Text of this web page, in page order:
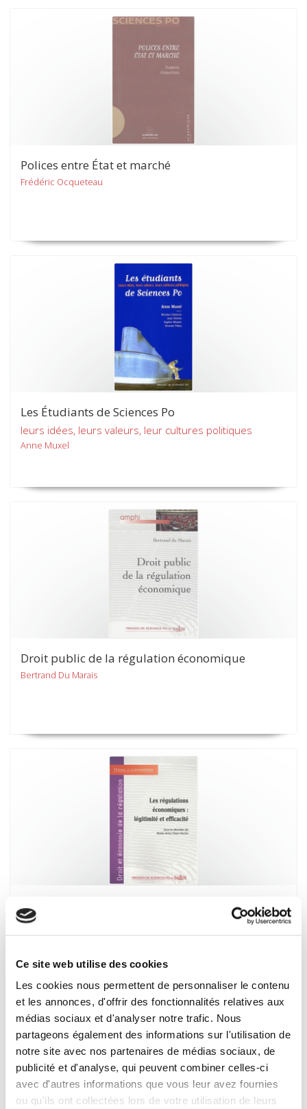
Ce site web utilise des cookies
Les cookies nous permettent de personnaliser le contenu
et les annonces, d'offrir des fonctionnalités relatives aux
médias sociaux et d'analyser notre trafic. Nous
partageons également des informations sur l'utilisation de
notre site avec nos partenaires de médias sociaux, de
publicité et d'analyse, qui peuvent combiner celles-ci
avec d'autres informations que vous leur avez fournies
ou qu'ils ont collectées lors de votre utilisation de leurs
Polices entre État et marché
Frédéric Ocqueteau
Les Étudiants de Sciences Po
leurs idées, leurs valeurs, leur cultures politiques
Anne Muxel
Droit public de la régulation économique
Bertrand Du Marais
Droit et économie de la régulation
Volume 1 : Les régulations économiques : Légitimité et
efficacité